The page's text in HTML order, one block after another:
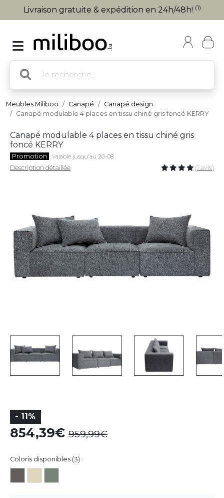
Livraison gratuite & expédition en 24h/48h! (1)
Meubles Miliboo Canapé
Canapé design
Canapé modulable 4 places en tissu chiné gris foncé KERRY
Canapé modulable 4 places en tissu chiné gris
foncé KERRY
Promotion valable jusqu'au 20-08
Description détaillée (1 avis)
- 11%
854,39 959,99
Coloris disponibles (3) :